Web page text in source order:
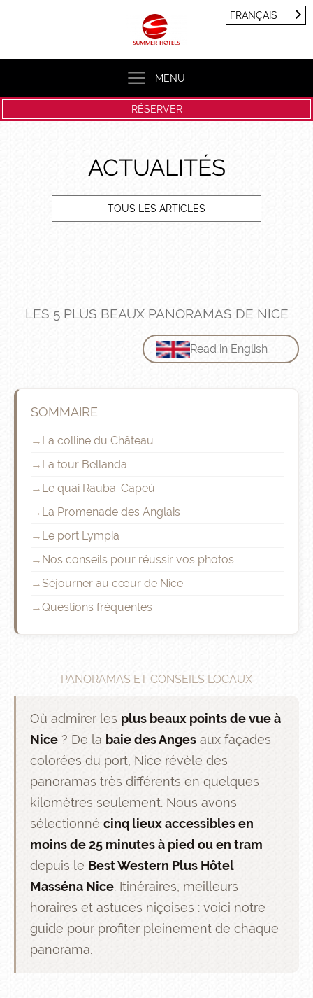
MENU
FRANÇAIS
RÉSERVER
ACTUALITÉS
TOUS LES ARTICLES
LES 5 PLUS BEAUX PANORAMAS DE NICE
Read in English
SOMMAIRE
La colline du Château
La tour Bellanda
Le quai Rauba-Capeù
La Promenade des Anglais
Le port Lympia
Nos conseils pour réussir vos photos
Séjourner au cœur de Nice
Questions fréquentes
PANORAMAS ET CONSEILS LOCAUX
Où admirer les plus beaux points de vue à
Nice ? De la baie des Anges aux façades
colorées du port, Nice révèle des
panoramas très différents en quelques
kilomètres seulement. Nous avons
sélectionné cinq lieux accessibles en
moins de 25 minutes à pied ou en tram
depuis le Best Western Plus Hôtel
Masséna Nice. Itinéraires, meilleurs
horaires et astuces niçoises : voici notre
guide pour profiter pleinement de chaque
panorama.